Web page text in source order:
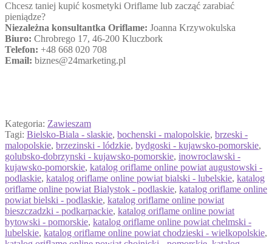
Chcesz taniej kupić kosmetyki Oriflame lub zacząć zarabiać
pieniądze?
Niezależna konsultantka Oriflame: Joanna Krzywokulska
Biuro: Chrobrego 17, 46-200 Kluczbork
Telefon: +48 668 020 708
Email: biznes@24marketing.pl
Kategoria: Zawieszam
Tagi: Bielsko-Biala - slaskie, bochenski - malopolskie, brzeski -
malopolskie, brzezinski - lódzkie, bydgoski - kujawsko-pomorskie,
golubsko-dobrzynski - kujawsko-pomorskie, inowroclawski -
kujawsko-pomorskie, katalog oriflame online powiat augustowski -
podlaskie, katalog oriflame online powiat bialski - lubelskie, katalog
oriflame online powiat Bialystok - podlaskie, katalog oriflame online
powiat bielski - podlaskie, katalog oriflame online powiat
bieszczadzki - podkarpackie, katalog oriflame online powiat
bytowski - pomorskie, katalog oriflame online powiat chelmski -
lubelskie, katalog oriflame online powiat chodzieski - wielkopolskie,